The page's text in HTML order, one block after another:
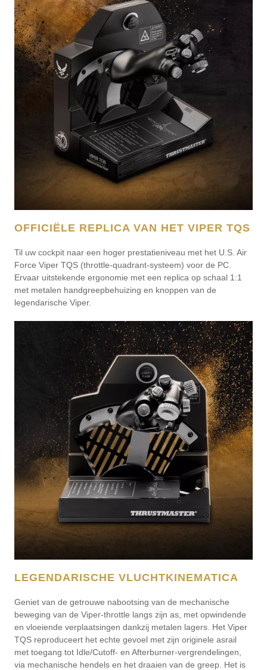
OFFICIËLE REPLICA VAN HET VIPER TQS
Til uw cockpit naar een hoger prestatieniveau met het U.S. Air
Force Viper TQS (throttle-quadrant-systeem) voor de PC.
Ervaar uitstekende ergonomie met een replica op schaal 1:1
met metalen handgreepbehuizing en knoppen van de
legendarische Viper.
LEGENDARISCHE VLUCHTKINEMATICA
Geniet van de getrouwe nabootsing van de mechanische
beweging van de Viper-throttle langs zijn as, met opwindende
en vloeiende verplaatsingen dankzij metalen lagers. Het Viper
TQS reproduceert het echte gevoel met zijn originele asrail
met toegang tot Idle/Cutoff- en Afterburner-vergrendelingen,
via mechanische hendels en het draaien van de greep. Het is